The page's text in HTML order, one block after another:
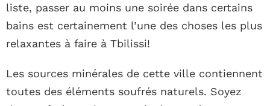
liste, passer au moins une soirée dans certains
bains est certainement l’une des choses les plus
relaxantes à faire à Tbilissi!
Les sources minérales de cette ville contiennent
toutes des éléments soufrés naturels. Soyez